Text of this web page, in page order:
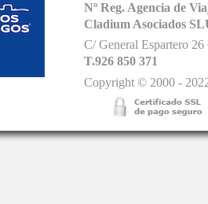
Nº Reg. Agencia de
Cladium Asociados
C/ General Espartero
T.926 850 371
Copyright © 2000 -